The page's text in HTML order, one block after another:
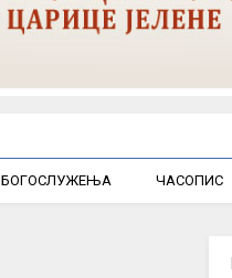
БОГОСЛУЖЕЊА ЧАСОПИС